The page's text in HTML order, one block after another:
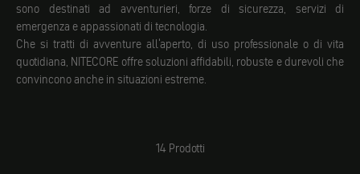
sono destinati ad avventurieri, forze di sicurezza, servizi di
emergenza e appassionati di tecnologia.
Che si tratti di avventure all'aperto, di uso professionale o di vita
quotidiana, NITECORE offre soluzioni affidabili, robuste e durevoli che
convincono anche in situazioni estreme.
14 Prodotti